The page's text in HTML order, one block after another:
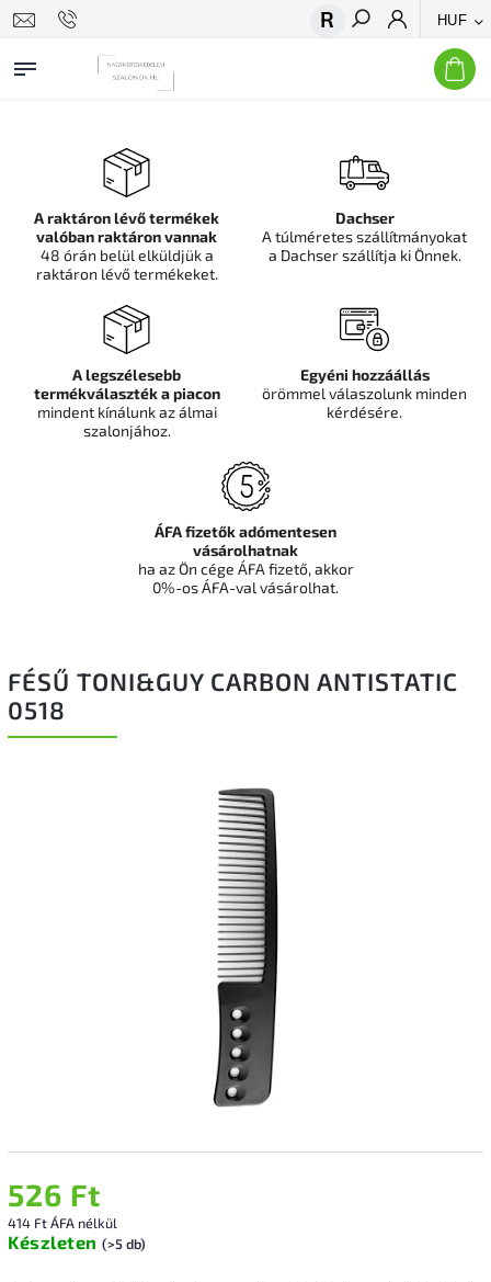
HUF
Keresés
FÉSŰ TONI&GUY CARBON ANTISTATIC
0518
526 Ft
414 Ft ÁFA nélkül
Készleten (>5 db)
A raktáron lévő termékek
valóban raktáron vannak
48 órán belül elküldjük a
raktáron lévő termékeket.
Dachser
A túlméretes szállítmányokat
a Dachser szállítja ki Önnek.
A legszélesebb
termékválaszték a piacon
mindent kínálunk az álmai
szalonjához.
Egyéni hozzáállás
örömmel válaszolunk minden
kérdésére.
ÁFA fizetők adómentesen
vásárolhatnak
ha az Ön cége ÁFA fizető, akkor
0%-os ÁFA-val vásárolhat.